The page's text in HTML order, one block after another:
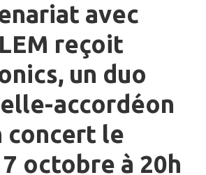
avec
reçoit
un duo
accordéon
concert le
octobre à 20h